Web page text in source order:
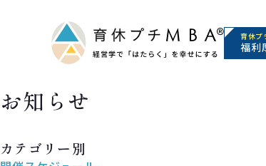
育休プ
福利
お知らせ
カテゴリー別